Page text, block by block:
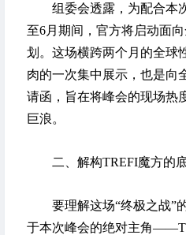
组委会透露，为配合本次
至6月期间，官方将启动面
划。这场横跨两个月的全球
肉的一次集中展示，也是向
请函，旨在将峰会的现场热
巨浪。
二、解构TREFI魔方的底
要理解这场“终极之战”
于本次峰会的绝对主角